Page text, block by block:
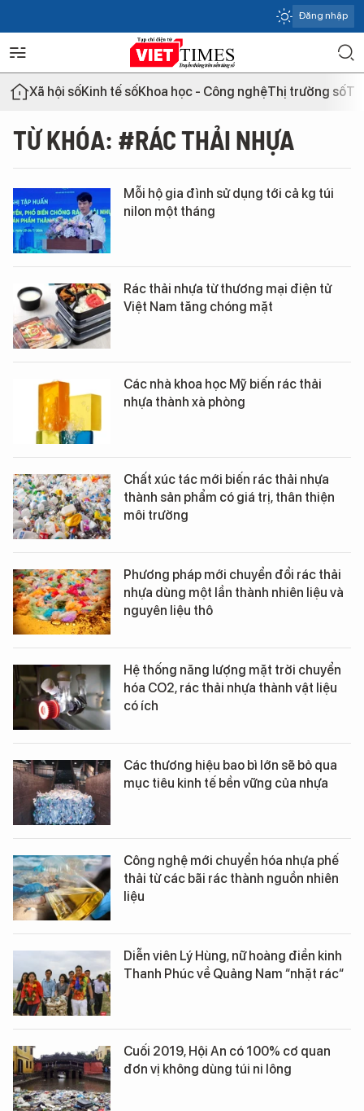
Đăng nhập
Xã hội sốKinh tế sốKhoa học - Công nghệThị trường số
TỪ KHÓA: #RÁC THẢI NHỰA
Mỗi hộ gia đình sử dụng tới cả kg túi
nilon một tháng
Rác thải nhựa từ thương mại điện tử
Việt Nam tăng chóng mặt
Các nhà khoa học Mỹ biến rác thải
nhựa thành xà phòng
Chất xúc tác mới biến rác thải nhựa
thành sản phẩm có giá trị, thân thiện
môi trường
Phương pháp mới chuyển đổi rác thải
nhựa dùng một lần thành nhiên liệu và
nguyên liệu thô
Hệ thống năng lượng mặt trời chuyển
hóa CO2, rác thải nhựa thành vật liệu
có ích
Các thương hiệu bao bì lớn sẽ bỏ qua
mục tiêu kinh tế bền vững của nhựa
Công nghệ mới chuyển hóa nhựa phế
thải từ các bãi rác thành nguồn nhiên
liệu
Diễn viên Lý Hùng, nữ hoàng điền kinh
Thanh Phúc về Quảng Nam “nhặt rác“
Cuối 2019, Hội An có 100% cơ quan
đơn vị không dùng túi ni lông